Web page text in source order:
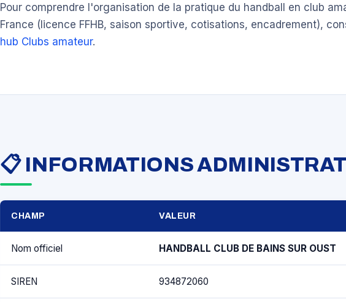
Pour comprendre l'organisation de la pratique du handball en club
France (licence FFHB, saison sportive, cotisations, encadrement),
hub Clubs amateur.
📋 INFORMATIONS
CHAMP VALEUR
Nom officiel HANDBALL CLUB DE BAINS SUR OUST
SIREN 934872060